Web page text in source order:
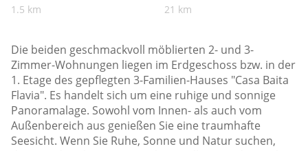
1.5 km 21 km
Die beiden geschmackvoll möblierten 2- und 3-
Zimmer-Wohnungen liegen im Erdgeschoss bzw. in der
1. Etage des gepflegten 3-Familien-Hauses "Casa Baita
Flavia". Es handelt sich um eine ruhige und sonnige
Panoramalage. Sowohl vom Innen- als auch vom
Außenbereich aus genießen Sie eine traumhafte
Seesicht. Wenn Sie Ruhe, Sonne und Natur suchen,